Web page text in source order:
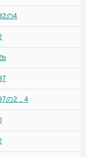
の4
の2，4